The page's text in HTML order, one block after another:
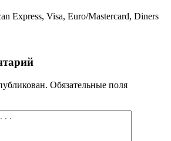
Express, Visa, Euro/Mastercard, Diners
Обязательные поля